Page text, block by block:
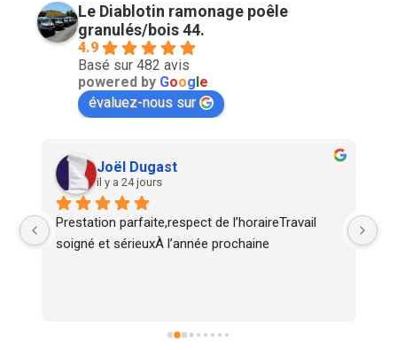
Le Diablotin ramonage poêle
granulés/bois 44.
4.9
Basé sur 482 avis
powered by Google
évaluez-nous sur
Joël Dugast
il y a 24 jours
Prestation parfaite,respect de l’horaireTravail
soigné et sérieuxÀ l’année prochaine